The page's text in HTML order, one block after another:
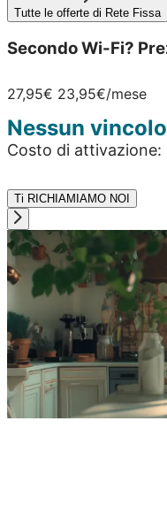
Tutte le offerte di Rete Fissa
Secondo Wi-Fi?
27,95€ 23,95€/mese
Nessun
Costo di attivazione:
Ti RICHIAMIAMO NOI